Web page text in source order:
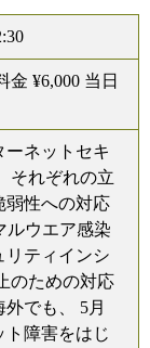
金 ¥6,000 当日
ーネットセキ
それぞれの立
弱性への対応
ルウエア感染
リティインシ
のための対応
でも、 5月
障害をはじ